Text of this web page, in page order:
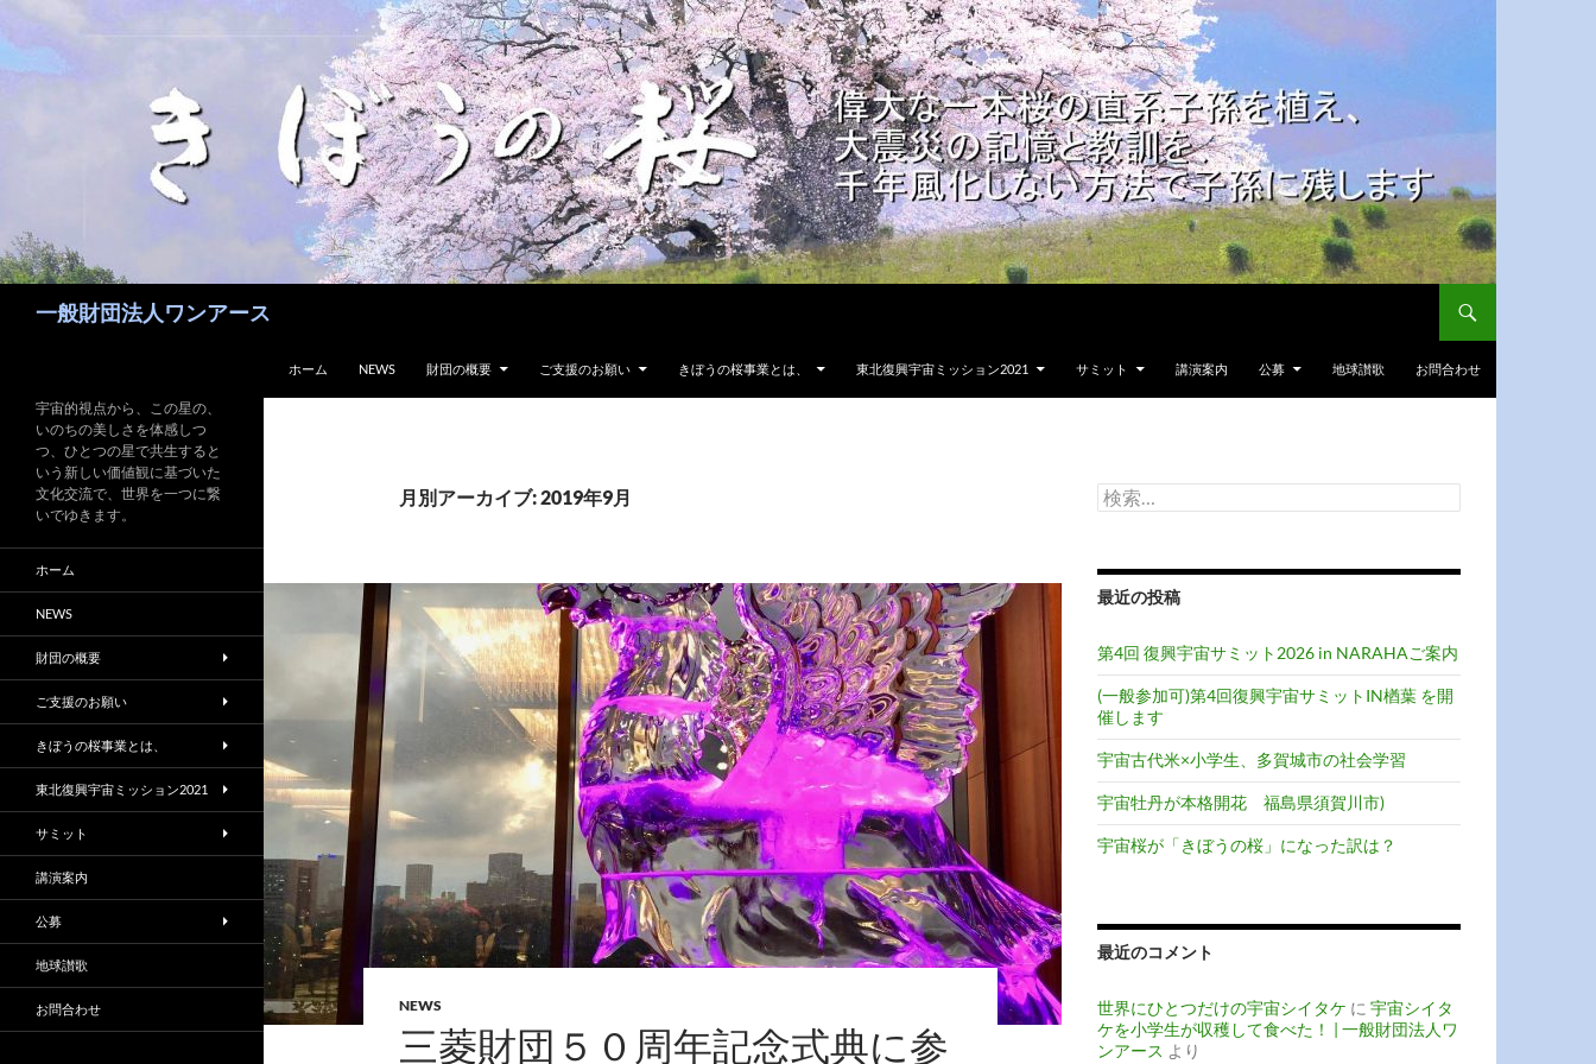
ン
テ
ッ
プ
一般財団法人ワンアース
ホーム NEWS 財団の概要 ご支援のお願い きぼうの桜事業とは、 東北復興宇宙ミッション2021 サミット 講演案内 公募 地球讃歌 お問合わせ
月別アーカイブ: 2019年9月
NEWS
三菱財団５０周年記念式典に参
検
索:
最近の投稿
第4回 復興宇宙サミット2026 in NARAHAご案内
(一般参加可)第4回復興宇宙サミットIN楢葉 を開
催します
宇宙古代米×小学生、多賀城市の社会学習
宇宙牡丹が本格開花 福島県須賀川市)
宇宙桜が「きぼうの桜」になった訳は？
最近のコメント
世界にひとつだけの宇宙シイタケ に 宇宙シイタ
ケを小学生が収穫して食べた！ | 一般財団法人ワ
ンアース より
宇宙的視点から、この星の、
いのちの美しさを体感しつ
つ、ひとつの星で共生すると
いう新しい価値観に基づいた
文化交流で、世界を一つに繋
いでゆきます。
ホーム
NEWS
財団の概要
ご支援のお願い
きぼうの桜事業とは、
東北復興宇宙ミッション2021
サミット
講演案内
公募
地球讃歌
お問合わせ